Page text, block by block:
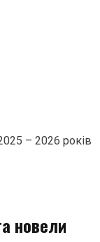
– 2026 років
новели